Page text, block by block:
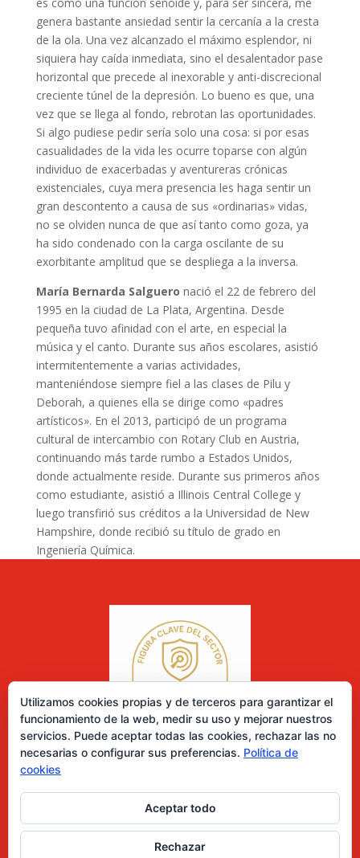
genera bastante ansiedad sentir la cercanía a la cresta
de la ola. Una vez alcanzado el máximo esplendor, ni
siquiera hay caída inmediata, sino el desalentador pase
horizontal que precede al inexorable y anti-discrecional
creciente túnel de la depresión. Lo bueno es que, una
vez que se llega al fondo, rebrotan las oportunidades.
Si algo pudiese pedir sería solo una cosa: si por esas
casualidades de la vida les ocurre toparse con algún
individuo de exacerbadas y aventureras crónicas
existenciales, cuya mera presencia les haga sentir un
gran descontento a causa de sus «ordinarias» vidas,
no se olviden nunca de que así tanto como goza, ya
ha sido condenado con la carga oscilante de su
exorbitante amplitud que se despliega a la inversa.
María Bernarda Salguero nació el 22 de febrero del
1995 en la ciudad de La Plata, Argentina. Desde
pequeña tuvo afinidad con el arte, en especial la
música y el canto. Durante sus años escolares, asistió
intermitentemente a varias actividades,
manteniéndose siempre fiel a las clases de Pilu y
Deborah, a quienes ella se dirige como «padres
artísticos». En el 2013, participó de un programa
cultural de intercambio con Rotary Club en Austria,
continuando más tarde rumbo a Estados Unidos,
donde actualmente reside. Durante sus primeros años
como estudiante, asistió a Illinois Central College y
luego transfirió sus créditos a la Universidad de New
Hampshire, donde recibió su título de grado en
Ingeniería Química.
0 elementos
Utilizamos cookies propias y de terceros para garantizar el
funcionamiento de la web, medir su uso y mejorar nuestros
servicios. Puede aceptar todas las cookies, rechazar las no
necesarias o configurar sus preferencias. Política de
cookies
Aceptar todo
Rechazar